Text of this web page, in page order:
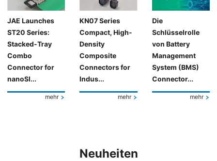
JAE Launches
ST20 Series:
Stacked-Tray
Combo
Connector for
nanoSI...
mehr
KN07 Series
Compact, High-
Density
Composite
Connectors for
Indus...
mehr
Die
Schlüsselrolle
von Battery
Management
System (BMS)
Connector...
mehr
Neuheiten